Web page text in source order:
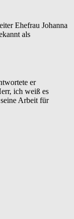
Ehefrau Johanna
als
er
ich weiß es
Arbeit für